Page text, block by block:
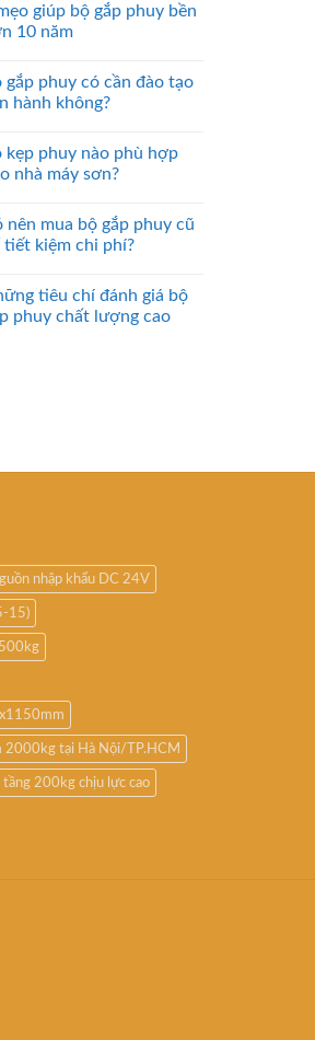
giúp bộ gắp phuy bền
10 năm
gắp phuy có cần đào tạo
hành không?
kẹp phuy nào phù hợp
nhà máy sơn?
nên mua bộ gắp phuy cũ
tiết kiệm chi phí?
tiêu chí đánh giá bộ
phuy chất lượng cao
nhập khẩu DC 24V
15)
2000kg tại Hà Nội/TP.HCM
tầng 200kg chịu lực cao